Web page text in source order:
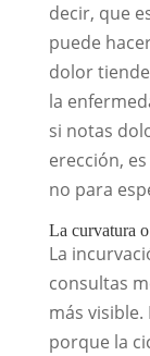
decir, que
puede
dolor
la
si notas
erección,
no para
La curvatura
La
consultas
más
porque la